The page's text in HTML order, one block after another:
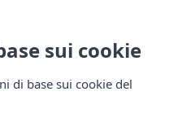
sui cookie
di base sui cookie del
sui cookie
di base sui cookie del